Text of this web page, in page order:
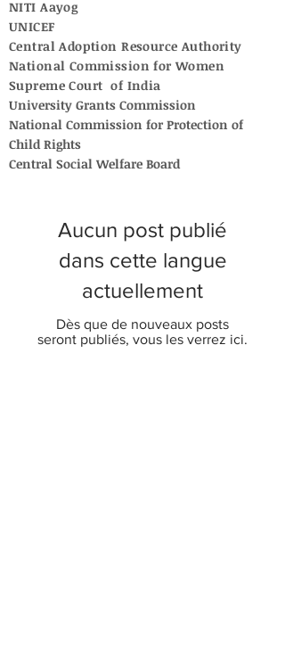
NITI Aayog
UNICEF
Central Adoption Resource Authority
National Commission for Women
Supreme Court of India
University Grants Commission
National Commission for Protection of
Child Rights
Central Social Welfare Board
Aucun post publié
dans cette langue
actuellement
Dès que de nouveaux posts
seront publiés, vous les verrez ici.